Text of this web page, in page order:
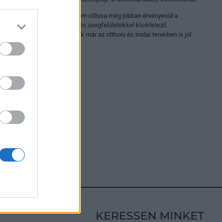
határozott és finom stílusa még jobban érvényesül a
kialakítású, új anyagokkal és üvegfelületekkel kísérletező
köszönhetően, melyek már az otthoni és irodai terekben is jól
KERESSEN MINKET